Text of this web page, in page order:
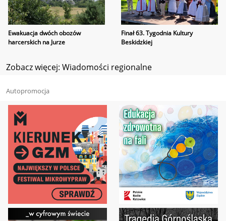
Ewakuacja dwóch obozów
harcerskich na Jurze
Finał 63. Tygodnia Kultury
Beskidzkiej
Zobacz więcej: Wiadomości regionalne
Autopromocja